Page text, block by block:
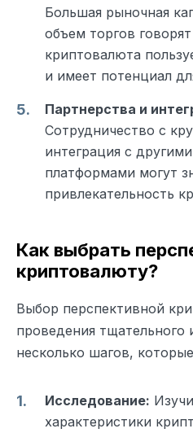
Большая рыночная
объем торгов
криптовалюта
и имеет потенциал
Партнерства и
Сотрудничество с
интеграция с
платформами могут
привлекательность
Как выбрать
криптовалюту?
Выбор перспективной
проведения тщательного
несколько шагов,
Исследование:
характеристики